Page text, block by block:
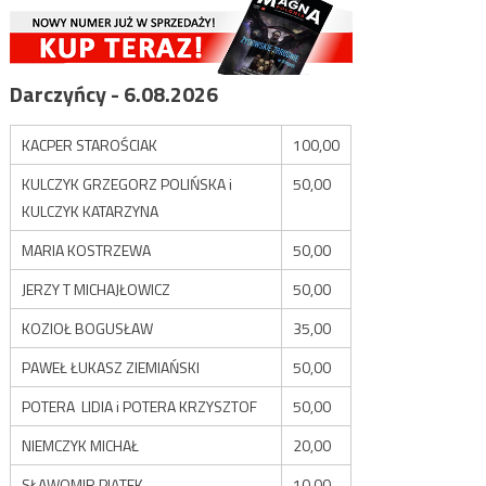
Darczyńcy - 6.08.2026
KACPER STAROŚCIAK
100,00
KULCZYK GRZEGORZ POLIŃSKA i
KULCZYK KATARZYNA
50,00
MARIA KOSTRZEWA
50,00
JERZY T MICHAJŁOWICZ
50,00
KOZIOŁ BOGUSŁAW
35,00
PAWEŁ ŁUKASZ ZIEMIAŃSKI
50,00
POTERA LIDIA i POTERA KRZYSZTOF
50,00
NIEMCZYK MICHAŁ
20,00